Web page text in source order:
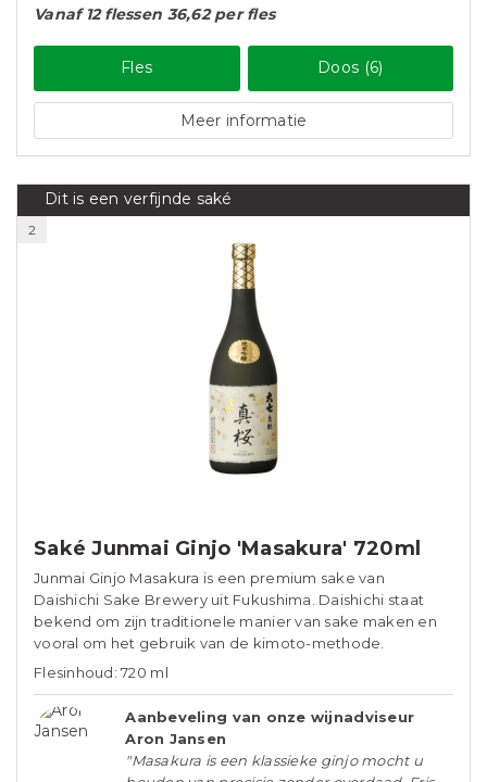
Vanaf 12 flessen 36,62 per fles
Fles Doos (6)
Meer informatie
Dit is een verfijnde saké
2
Saké Junmai Ginjo 'Masakura' 720ml
Junmai Ginjo Masakura is een premium sake van
Daishichi Sake Brewery uit Fukushima. Daishichi staat
bekend om zijn traditionele manier van sake maken en
vooral om het gebruik van de kimoto-methode.
Flesinhoud: 720 ml
Aanbeveling van onze wijnadviseur
Aron Jansen
"Masakura is een klassieke ginjo mocht u